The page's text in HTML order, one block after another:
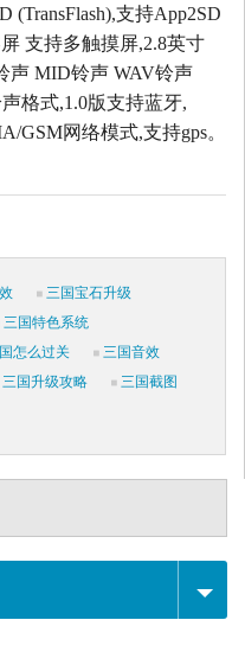
(TransFlash),支持App2SD
支持多触摸屏,2.8英寸
声 MID铃声 WAV铃声
格式,1.0版支持蓝牙,
GSM网络模式,支持gps。
三国宝石升级
三国特色系统
怎么过关
三国音效
三国升级攻略
三国截图